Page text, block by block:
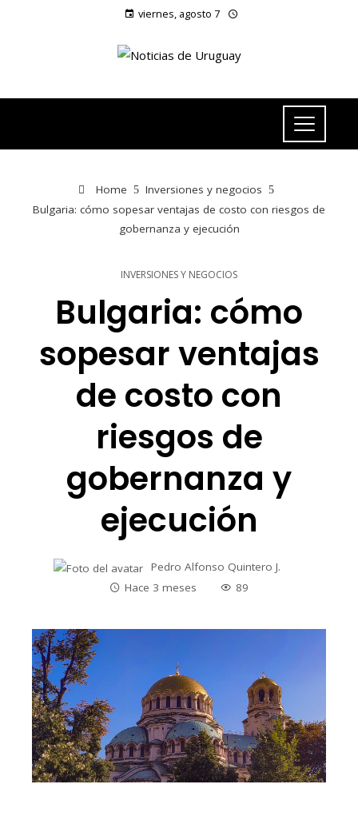
viernes, agosto 7
Home
Inversiones y negocios
Bulgaria: cómo sopesar ventajas de costo con riesgos de
gobernanza y ejecución
INVERSIONES Y NEGOCIOS
Bulgaria: cómo
sopesar ventajas
de costo con
riesgos de
gobernanza y
ejecución
Pedro Alfonso Quintero J.
Hace 3 meses
89